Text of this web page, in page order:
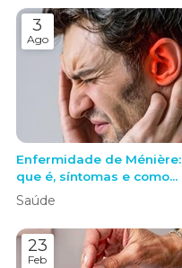
3
Ago
Enfermidade de Ménière:
que é, síntomas e como
actuar ante unha crise
Saúde
23
Feb